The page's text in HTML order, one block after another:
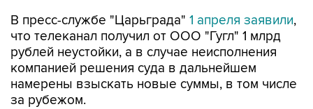
В пресс-службе "Царьграда" 1 апреля заявили,
что телеканал получил от ООО "Гугл" 1 млрд
рублей неустойки, а в случае неисполнения
компанией решения суда в дальнейшем
намерены взыскать новые суммы, в том числе
за рубежом.